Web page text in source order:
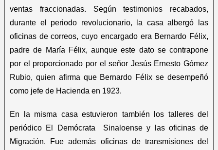
ventas fraccionadas. Según testimonios recabados,
durante el periodo revolucionario, la casa albergó las
oficinas de correos, cuyo encargado era Bernardo Félix,
padre de María Félix, aunque este dato se contrapone
por el proporcionado por el señor Jesús Ernesto Gómez
Rubio, quien afirma que Bernardo Félix se desempeñó
como jefe de Hacienda en 1923.
En la misma casa estuvieron también los talleres del
periódico El Demócrata Sinaloense y las oficinas de
Migración. Fue además oficinas de transmisiones del